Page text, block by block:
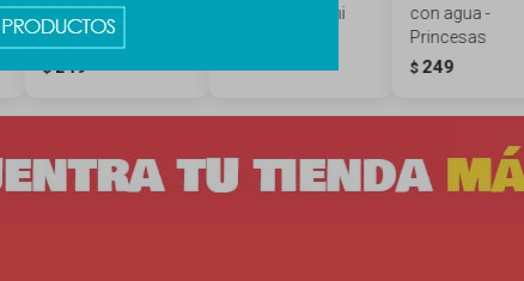
geometría Sanrio -
Kitty
$ 249
Sanrio - Kuromi
con agua -
Princesas
$ 249